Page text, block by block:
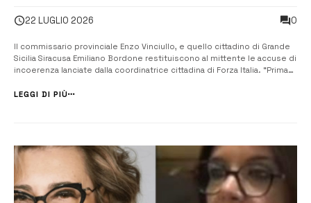
22 LUGLIO 2026 0
Il commissario provinciale Enzo Vinciullo, e quello cittadino di Grande
Sicilia Siracusa Emiliano Bordone restituiscono al mittente le accuse di
incoerenza lanciate dalla coordinatrice cittadina di Forza Italia. “Prima
ultimo il caso della Presidente del Consiglio Co...
LEGGI DI PIÙ